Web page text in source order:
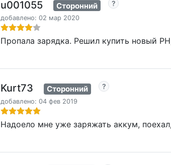
u001055 Сторонний
добавлено: 02 мар 2020
Пропала зарядка. Решил купить новый
Kurt73 Сторонний
добавлено: 04 фев 2019
Надоело мне уже заряжать аккум,